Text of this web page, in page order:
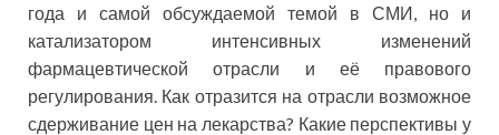
года и самой обсуждаемой темой в СМИ, но и
катализатором интенсивных изменений
фармацевтической отрасли и её правового
регулирования. Как отразится на отрасли возможное
сдерживание цен на лекарства? Какие перспективы у